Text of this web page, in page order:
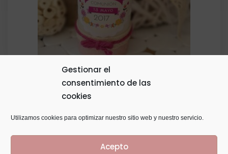
Gestionar el
consentimiento de las
cookies
Utilizamos cookies para optimizar nuestro sitio web y nuestro servicio.
Acepto
Vela Aromática Personalizada 11X4